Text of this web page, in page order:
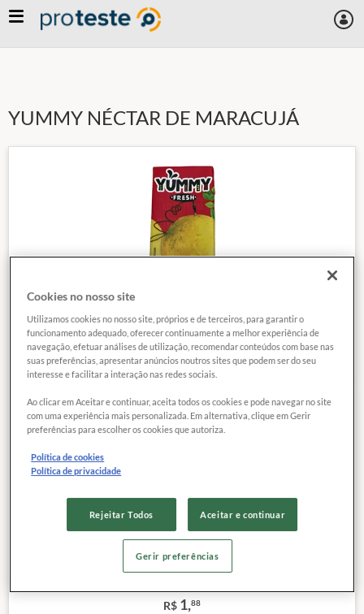
Skip
to
YUMMY NÉCTAR DE MARACUJÁ
Exclusivo para
associados
COMPARAR
YUMMY
Outras características
R$ 1,88
Cookies no nosso site
Utilizamos cookies no nosso site, próprios e de terceiros, para garantir o
funcionamento adequado, oferecer continuamente a melhor experiência de
navegação, efetuar análises de utilização, recomendar conteúdos com base nas
suas preferências, apresentar anúncios noutros sites que podem ser do seu
interesse e facilitar a interação nas redes sociais.
Ao clicar em Aceitar e continuar, aceita todos os cookies e pode navegar no site
com uma experiência mais personalizada. Em alternativa, clique em Gerir
preferências para escolher os cookies que autoriza.
Política de cookies
Política de privacidade
Rejeitar Todos Aceitar e continuar
Gerir preferências